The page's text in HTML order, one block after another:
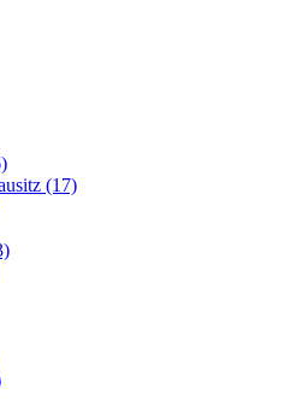
(17)